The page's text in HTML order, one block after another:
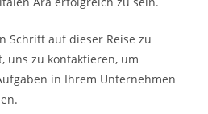
Schritt auf dieser Reise zu
uns zu kontaktieren, um
in Ihrem Unternehmen